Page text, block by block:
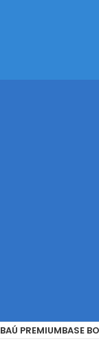
BAÚ PREMIUMBASE